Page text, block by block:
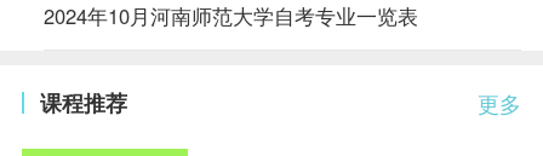
2024年10月河南师范大学自考专业一览表
更多
课程推荐